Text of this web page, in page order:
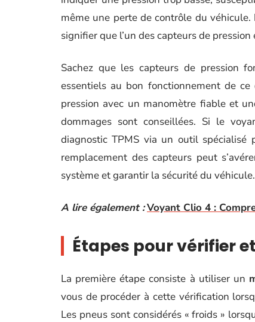
même une perte de contrôle du véhicule.
signifier que l’un des capteurs de
Sachez que les capteurs de pression
essentiels au bon fonctionnement de
pression avec un manomètre fiable et
dommages sont conseillées. Si le
diagnostic TPMS via un outil spécialisé
remplacement des capteurs peut
système et garantir la sécurité du véhicule.
A lire également :Voyant Clio 4 :
Étapes pour vérifier
La première étape consiste à utiliser un
vous de procéder à cette vérification
Les pneus sont considérés « froids »